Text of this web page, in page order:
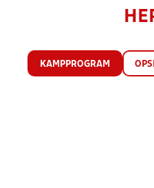
KAMPPROGRAM